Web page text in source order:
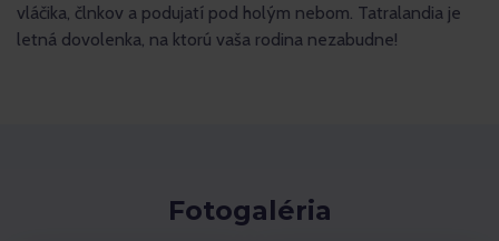
vláčika, člnkov a podujatí pod holým nebom. Tatralandia je
letná dovolenka, na ktorú vaša rodina nezabudne!
Fotogaléria